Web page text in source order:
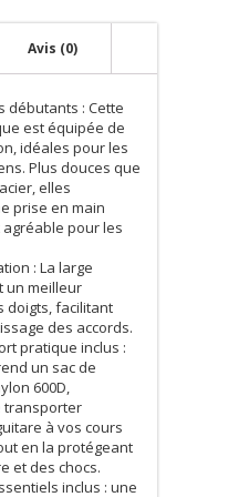
Avis (0)
débutants : Cette
est équipée de
idéales pour les
Plus douces que
elles
prise en main
pour les
: La large
un meilleur
doigts, facilitant
des accords.
pratique inclus :
un sac de
600D,
transporter
à vos cours
en la protégeant
et des chocs.
inclus : une